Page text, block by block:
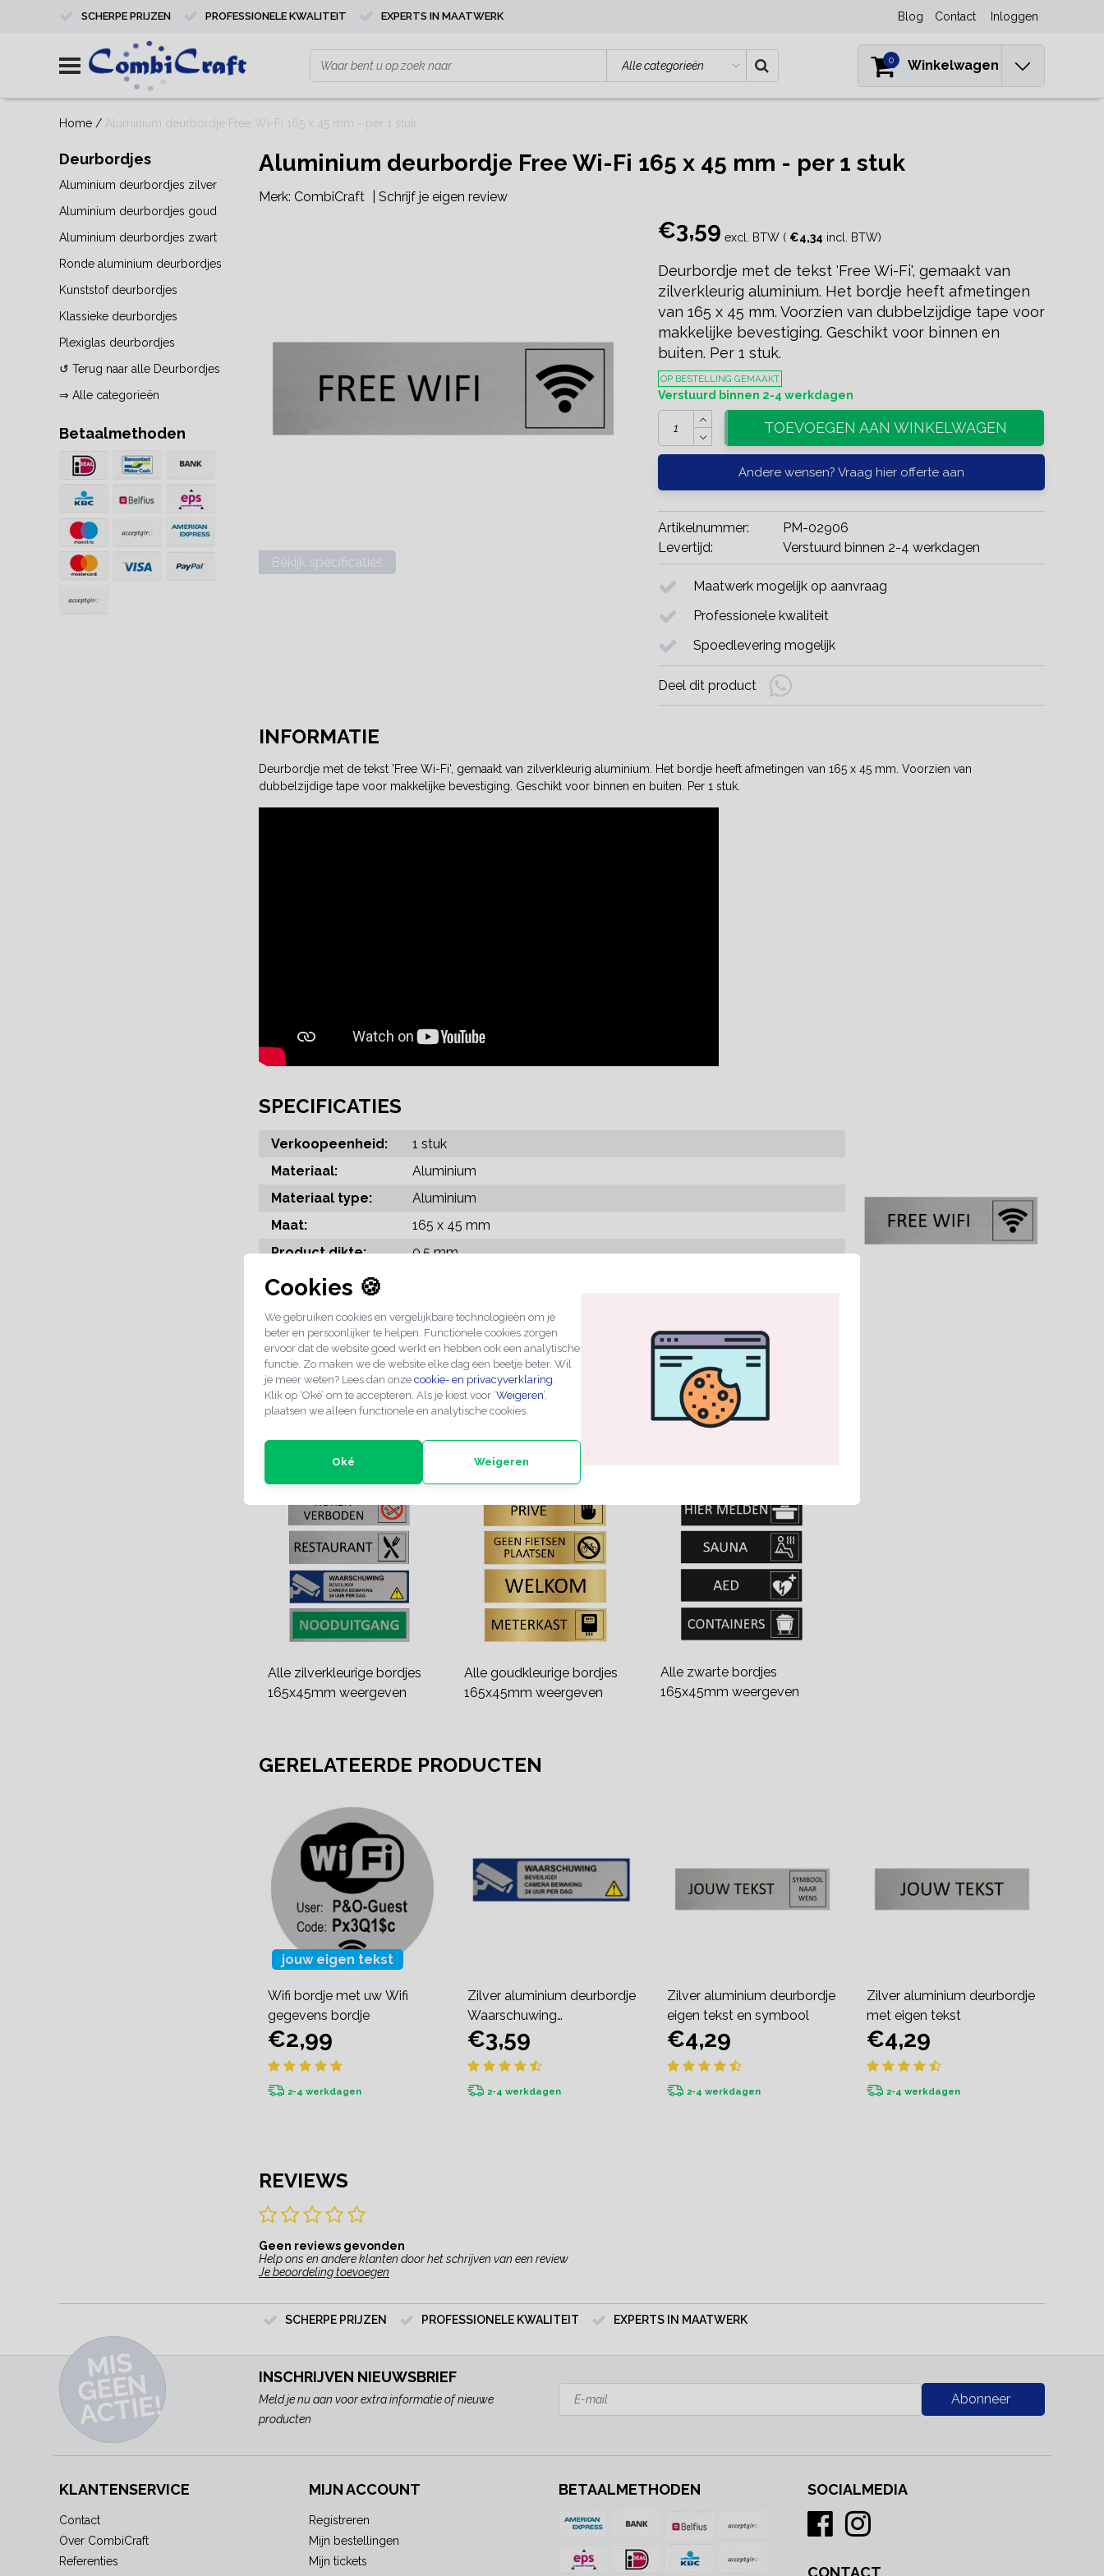
Cookies 🍪
We gebruiken cookies en vergelijkbare technologieën om je
beter en persoonlijker te helpen. Functionele cookies zorgen
ervoor dat de website goed werkt en hebben ook een analytische
functie. Zo maken we de website elke dag een beetje beter. Wil
je meer weten? Lees dan onze cookie- en privacyverklaring
Klik op ‘Oké’ om te accepteren. Als je kiest voor ‘Weigeren’,
plaatsen we alleen functionele en analytische cookies.
Oké Weigeren
SCHERPE PRIJZEN PROFESSIONELE KWALITEIT EXPERTS IN MAATWERK Blog Contact Inloggen
0 Winkelwagen
Home / Aluminium deurbordje Free Wi-Fi 165 x 45 mm - per 1 stuk
Deurbordjes
Aluminium deurbordjes zilver
Aluminium deurbordjes goud
Aluminium deurbordjes zwart
Ronde aluminium deurbordjes
Kunststof deurbordjes
Klassieke deurbordjes
Plexiglas deurbordjes
↺ Terug naar alle Deurbordjes
⇒ Alle categorieën
Betaalmethoden
Aluminium deurbordje Free Wi-Fi 165 x 45 mm - per 1 stuk
Merk: CombiCraft Schrijf je eigen review
Bekijk specificaties
€3,59 excl. BTW ( €4,34 incl. BTW)
Deurbordje met de tekst 'Free Wi-Fi', gemaakt van
zilverkleurig aluminium. Het bordje heeft afmetingen
van 165 x 45 mm. Voorzien van dubbelzijdige tape voor
makkelijke bevestiging. Geschikt voor binnen en
buiten. Per 1 stuk.
OP BESTELLING GEMAAKT
Verstuurd binnen 2-4 werkdagen
TOEVOEGEN AAN WINKELWAGEN
Andere wensen? Vraag hier offerte aan
Artikelnummer:
PM-02906
Levertijd:
Verstuurd binnen 2-4 werkdagen
Maatwerk mogelijk op aanvraag
Professionele kwaliteit
Spoedlevering mogelijk
Deel dit product
INFORMATIE
Deurbordje met de tekst 'Free Wi-Fi', gemaakt van zilverkleurig aluminium. Het bordje heeft afmetingen van 165 x 45 mm. Voorzien van
dubbelzijdige tape voor makkelijke bevestiging. Geschikt voor binnen en buiten. Per 1 stuk.
SPECIFICATIES
Verkoopeenheid:
1 stuk
Materiaal:
Aluminium
Materiaal type:
Aluminium
Maat:
165 x 45 mm
Product dikte:
0,5 mm
Kleur:
product:
Uitvoering bord:
Los bord met 3M-Tape
Retourbeleid:
Een standaard product met 14 dagen recht van retour, je dient wel de
producten gefrankeerd te retourneren. Die kosten worden niet
vergoed.
BEKIJK DE HELE SERIE
Alle zilverkleurige bordjes
165x45mm weergeven
Alle goudkleurige bordjes
165x45mm weergeven
Alle zwarte bordjes
165x45mm weergeven
GERELATEERDE PRODUCTEN
jouw eigen tekst
Wifi bordje met uw Wifi
gegevens bordje
€2,99
2-4 werkdagen
Zilver aluminium deurbordje
Waarschuwing
camerabewaking
€3,59
2-4 werkdagen
Zilver aluminium deurbordje
eigen tekst en symbool
€4,29
2-4 werkdagen
Zilver aluminium deurbordje
met eigen tekst
€4,29
2-4 werkdagen
REVIEWS
Geen reviews gevonden
Help ons en andere klanten door het schrijven van een review
Je beoordeling toevoegen
SCHERPE PRIJZEN PROFESSIONELE KWALITEIT EXPERTS IN MAATWERK
MI
S
G
E
E
N
A
C
TI
E!
INSCHRIJVEN NIEUWSBRIEF
Meld je nu aan voor extra informatie of nieuwe
producten
Abonneer
KLANTENSERVICE
Contact
Over CombiCraft
Referenties
MIJN ACCOUNT
Registreren
Mijn bestellingen
Mijn tickets
BETAALMETHODEN SOCIALMEDIA
CONTACT